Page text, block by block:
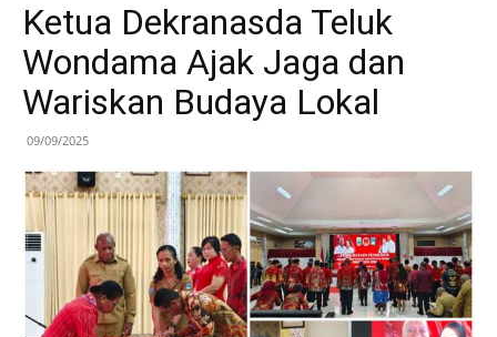
Ketua Dekranasda Teluk
Wondama Ajak Jaga dan
Wariskan Budaya Lokal
09/09/2025